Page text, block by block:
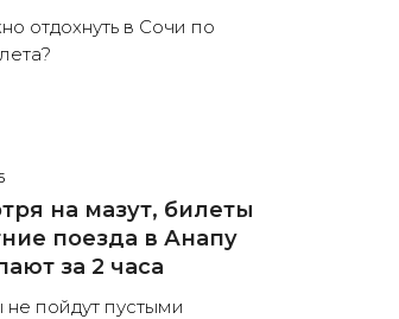
отдохнуть в Сочи по
на мазут, билеты
поезда в Анапу
за 2 часа
не пойдут пустыми